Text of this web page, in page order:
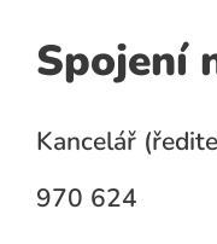
Spojení
Kancelář
970 624